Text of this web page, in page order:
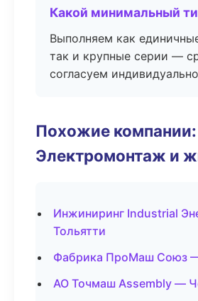
Какой минимальный
Выполняем как
так и крупные серии —
согласуем
Похожие компании:
Электромонтаж и
Инжиниринг Industrial
Тольятти
Фабрика ПроМаш Союз
АО Точмаш Assembly —